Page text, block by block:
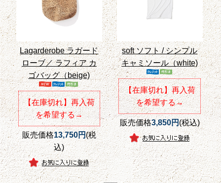
Lagarderobe ラガード
ローブ／ ラフィア カ
ゴバッグ（beige)
【在庫切れ】再入荷
を希望する→
販売価格13,750円(税
込)
soft ソフト / シンプル
キャミソール（white)
【在庫切れ】再入荷
を希望する→
販売価格3,850円(税込)